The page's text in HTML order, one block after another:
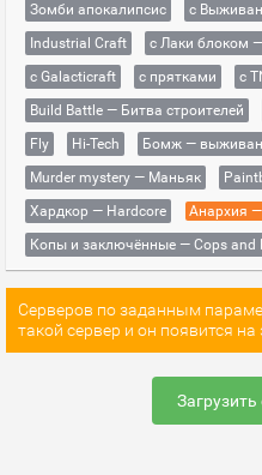
Зомби апокалипсис
с
Industrial Craft
с Лаки блоком
с Galacticraft
с прятками с
Build Battle — Битва строителей
Fly
Hi-Tech
Бомж —
Murder mystery — Маньяк
Хардкор — Hardcore
Анархия
Копы и заключённые — Cops and
Серверов по заданным
такой сервер и он появится на